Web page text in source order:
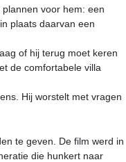
voor hem: een
plaats daarvan een
of hij terug moet keren
de comfortabele villa
Hij worstelt met vragen
te geven. De film werd in
die hunkert naar